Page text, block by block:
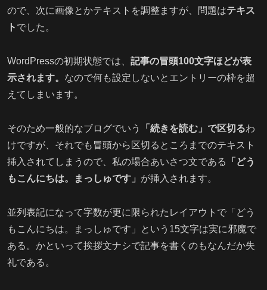
ので、次に画像とかテキストを調整ますが、問題はテキス
ト でした。
WordPressの初期状態では、 記事の冒頭100文字ほどが表
示されます。 なので何も設定しないとエントリーの枠を超
えてしまいます。
そのため一般的なブログでいう 「続きを読む」で区切るわ
けですが、それでも冒頭から区切るところまでのテキスト
挿入されてしまうので、私の場合あいさつ文である
「どう
もこんにちは。まっしゅです」 が挿入されます。
並列表記になって字数が更に限られたレイアウトで「どう
もこんにちは。まっしゅです」という15文字は実に邪魔で
ある。かといって挨拶文ナシで記事を書くのもなんだか失
礼である。